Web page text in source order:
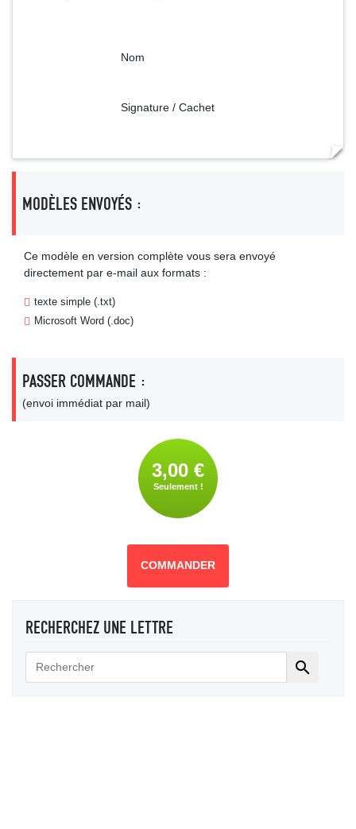
Nom
Signature / Cachet
MODÈLES ENVOYÉS :
Ce modèle en version complète vous sera envoyé
directement par e-mail aux formats :
texte simple (.txt)
Microsoft Word (.doc)
PASSER COMMANDE :
(envoi immédiat par mail)
3,00 €
Seulement !
COMMANDER
RECHERCHEZ UNE LETTRE
